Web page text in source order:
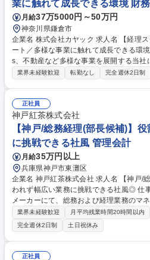
業に触れて成長できる環境 財
月給37万5000円～50万円
神奈川県鎌倉市
企業名 株式会社カヤック 求人名 【経理スタッフ】年次決算補助からスタ
ート／多様な事業に触れて成長できる環境 仕事の内容 ゲームやｅｓport
s、不動産など多様な事業を展開する当
決算の補助業務や月次決算のデータ入力
務全般。【仕事の魅力】年次決算の補助
ックならではの多種多様なベンチャー事
ことで、短期間で幅広い経理スキルを身
できます。 募集職種 【経理スタッフ】年次決算補助からスタート／多様
な事業に触れて成長できる環境
業界未経験歓迎 転勤なし 完全週休2日制
正社員
神戸紅茶株式会社
【神戸/総務経理(部長候補)】
に挑戦できる社風 管理会計
月給35万円以上
兵庫県神戸市東灘区
企業名 神戸紅茶株式会社 求人名 【神戸/総務経理（部長候補）】役割に捉
われず幅広い業務に挑戦できる社風◎ 仕事の内容 創業100年を超える紅茶
メーカーにて、総務および経理業務のマ
的には部署責任者として組織管理や業務
全体の統括をお任せする予定です。 ★バックオフィスの統括からメンバー
の育成・管理、経営陣への報告、業務フ
たします。 ★「これは自分の仕事ではな
を良くするために必要なことであれば、
業界未経験歓迎 月平均残業時間20時間以内
完全週休2日制
土日祝休み
正社員